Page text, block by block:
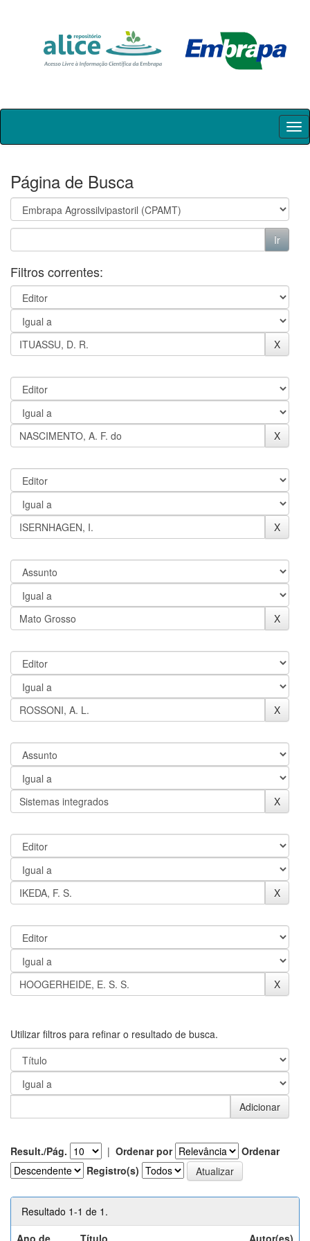
Skip
Página de Busca
Filtros correntes:
Utilizar filtros para refinar o resultado de busca.
Result./Pág. | Ordenar por
Ordenar
Registro(s)
Resultado 1-1 de 1.
Ano de
Título Autor(es)